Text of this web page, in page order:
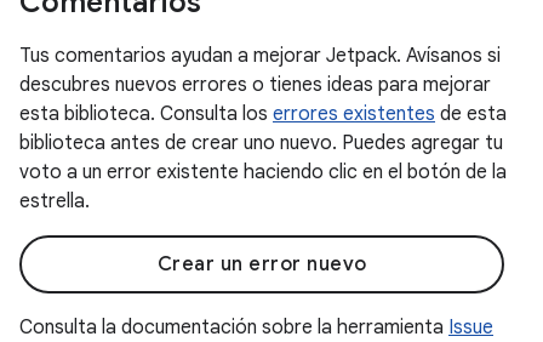
Tus comentarios ayudan a mejorar Jetpack. Avísanos si
descubres nuevos errores o tienes ideas para mejorar
esta biblioteca. Consulta los errores existentes de esta
biblioteca antes de crear uno nuevo. Puedes agregar tu
voto a un error existente haciendo clic en el botón de la
estrella.
Crear un error nuevo
Consulta la documentación sobre la herramienta Issue